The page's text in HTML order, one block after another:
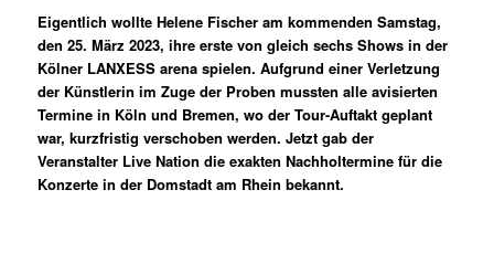
Eigentlich wollte Helene Fischer am kommenden Samstag,
den 25. März 2023, ihre erste von gleich sechs Shows in der
Kölner LANXESS arena spielen. Aufgrund einer Verletzung
der Künstlerin im Zuge der Proben mussten alle avisierten
Termine in Köln und Bremen, wo der Tour-Auftakt geplant
war, kurzfristig verschoben werden. Jetzt gab der
Veranstalter Live Nation die exakten Nachholtermine für die
Konzerte in der Domstadt am Rhein bekannt.